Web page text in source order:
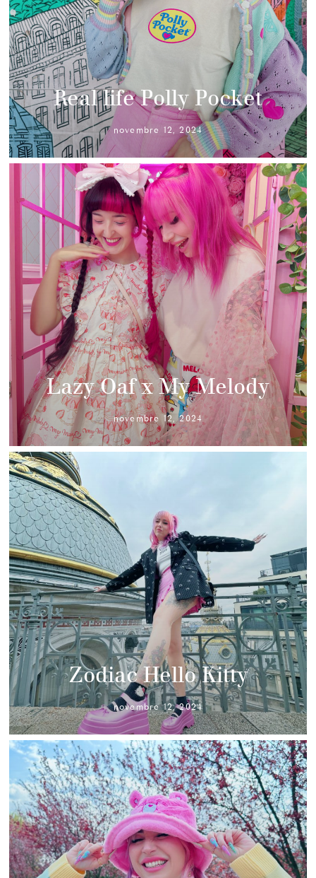
Real life Polly Pocket
novembre 12, 2024
Lazy Oaf x My Melody
novembre 12, 2024
Zodiac Hello Kitty
novembre 12, 2024